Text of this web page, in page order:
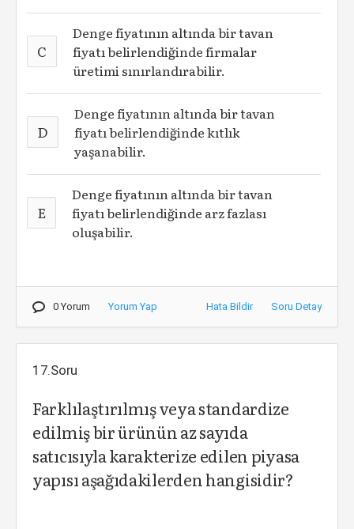
C
Denge fiyatının altında bir tavan
fiyatı belirlendiğinde firmalar
üretimi sınırlandırabilir.
D
Denge fiyatının altında bir tavan
fiyatı belirlendiğinde kıtlık
yaşanabilir.
E
Denge fiyatının altında bir tavan
fiyatı belirlendiğinde arz fazlası
oluşabilir.
0 Yorum Yorum Yap Hata Bildir Soru Detay
17.Soru
Farklılaştırılmış veya standardize
edilmiş bir ürünün az sayıda
satıcısıyla karakterize edilen piyasa
yapısı aşağıdakilerden hangisidir?